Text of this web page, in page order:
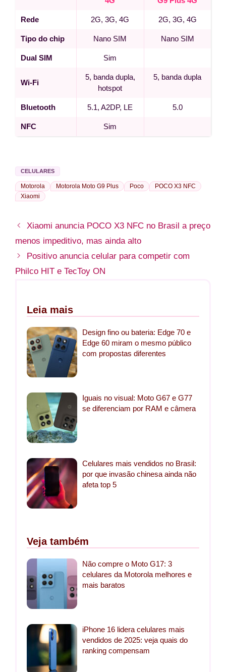
Rede 2G, 3G, 4G 2G, 3G, 4G
Tipo do chip Nano SIM Nano SIM
Dual SIM Sim
Wi-Fi
5, banda dupla,
hotspot
5, banda dupla
Bluetooth 5.1, A2DP, LE 5.0
NFC Sim
CELULARES
Motorola Motorola Moto G9 Plus Poco
POCO X3 NFC
Xiaomi
Xiaomi anuncia POCO X3 NFC no Brasil a preço
menos impeditivo, mas ainda alto
Positivo anuncia celular para competir com
Philco HIT e TecToy ON
Leia mais
Design fino ou bateria: Edge 70 e
Edge 60 miram o mesmo público
com propostas diferentes
Iguais no visual: Moto G67 e G77
se diferenciam por RAM e câmera
Celulares mais vendidos no Brasil:
por que invasão chinesa ainda não
afeta top 5
Veja também
Não compre o Moto G17: 3
celulares da Motorola melhores e
mais baratos
iPhone 16 lidera celulares mais
vendidos de 2025: veja quais do
ranking compensam